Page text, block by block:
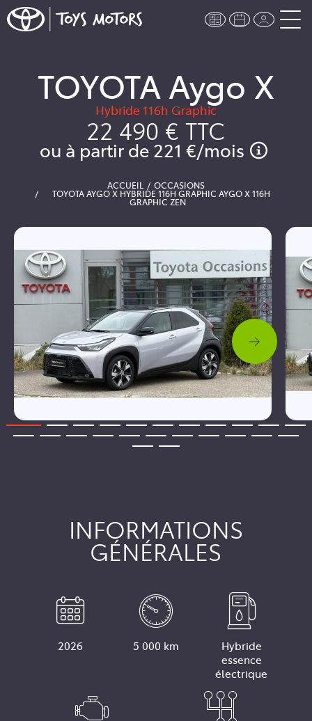
TOYOTA Aygo X
Hybride 116h Graphic
22 490 € TTC
ou à partir de 221 €/mois
ACCUEIL OCCASIONS
TOYOTA AYGO X HYBRIDE 116H GRAPHIC AYGO X 116H
GRAPHIC ZEN
INFORMATIONS
GÉNÉRALES
2026 5 000 km
Hybride
essence
électrique